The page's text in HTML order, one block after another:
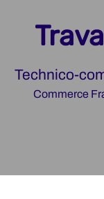
Technico-
Commerce